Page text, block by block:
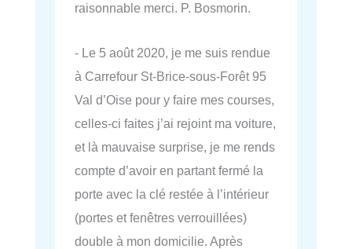
raisonnable merci. P. Bosmorin.
- Le 5 août 2020, je me suis rendue
à Carrefour St-Brice-sous-Forêt 95
Val d’Oise pour y faire mes courses,
celles-ci faites j’ai rejoint ma voiture,
et là mauvaise surprise, je me rends
compte d’avoir en partant fermé la
porte avec la clé restée à l’intérieur
(portes et fenêtres verrouillées)
double à mon domicilie. Après